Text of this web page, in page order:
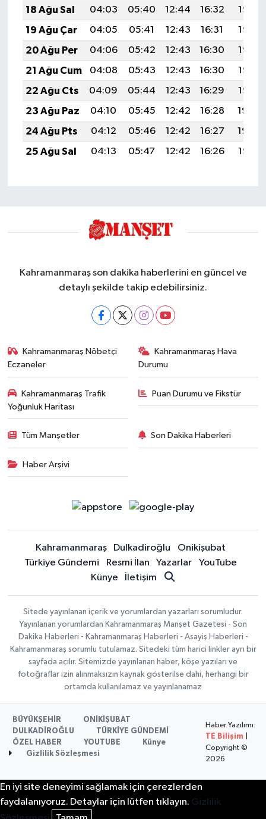
18 Ağu Sal
04:03 05:40 12:44 16:32
19:38
19 Ağu Çar
04:05 05:41 12:43 16:31
19:36
20 Ağu Per
04:06 05:42 12:43 16:30
19:35
21 Ağu Cum
04:08 05:43 12:43 16:30
19:33
22 Ağu Cts
04:09 05:44 12:43 16:29
19:32
23 Ağu Paz
04:10 05:45 12:42 16:28
19:30
24 Ağu Pts
04:12 05:46 12:42 16:27
19:29
25 Ağu Sal
04:13 05:47 12:42 16:26 19:27
Kahramanmaraş son dakika haberlerini en güncel ve
detaylı şekilde takip edebilirsiniz.
Kahramanmaraş Nöbetçi
Eczaneler
Kahramanmaraş Hava
Durumu
Kahramanmaraş Trafik
Yoğunluk Haritası
Puan Durumu ve Fikstür
Tüm Manşetler Son Dakika Haberleri
Haber Arşivi
Kahramanmaraş Dulkadiroğlu
Onikişubat
Türkiye Gündemi
Resmi İlan Yazarlar
YouTube
Künye
İletişim
Sitede yayınlanan içerik ve yorumlardan yazarları sorumludur.
Yayınlanan yorumlardan Kahramanmaraş Manşet Gazetesi - Son
Dakika Haberleri - Kahramanmaraş Haberleri - Asayiş Haberleri -
Kahramanmaraş sorumlu tutulamaz. Sitedeki tüm harici linkler ayrı bir
sayfada açılır. Sitemizde yayınlanan haber, köşe yazıları ve
fotoğraflar izin alınmaksızın kaynak gösterilse dahi, herhangi bir
ortamda kullanılamaz ve yayınlanamaz
BÜYÜKŞEHİR
ONİKİŞUBAT
DULKADİROĞLU
TÜRKİYE GÜNDEMİ
ÖZEL HABER
YOUTUBE
Künye
Gizlilik Sözleşmesi
Haber Yazılımı:
TE Bilişim
Copyright ©
2026
En iyi site deneyimi sağlamak için çerezlerden
faydalanıyoruz. Detaylar için lütfen tıklayın. Gizlilik